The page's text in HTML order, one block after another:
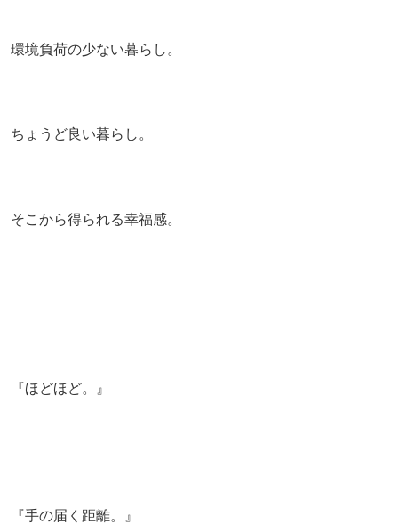
環境負荷の少ない暮らし。
ちょうど良い暮らし。
そこから得られる幸福感。
『ほどほど。』
『手の届く距離。』